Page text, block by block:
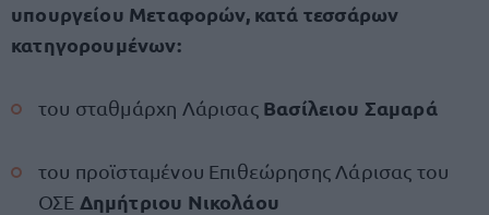
υπουργείου Μεταφορών, κατά τεσσάρων
κατηγορουμένων:
του σταθμάρχη Λάρισας Βασίλειου Σαμαρά
του προϊσταμένου Επιθεώρησης Λάρισας του
ΟΣΕ Δημήτριου Νικολάου